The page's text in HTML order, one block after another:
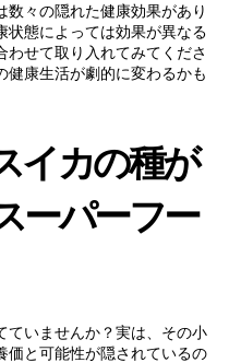
数々の隠れた健康効果があり
状態によっては効果が異なる
せて取り入れてみてくださ
健康生活が劇的に変わるかも
イカの種が
ーパーフー
ていませんか？実は、その小
価と可能性が隠されているの